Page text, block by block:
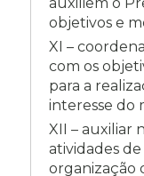
objetivos e
XI –
com os
para a
interesse do
XII – auxiliar
atividades
organização